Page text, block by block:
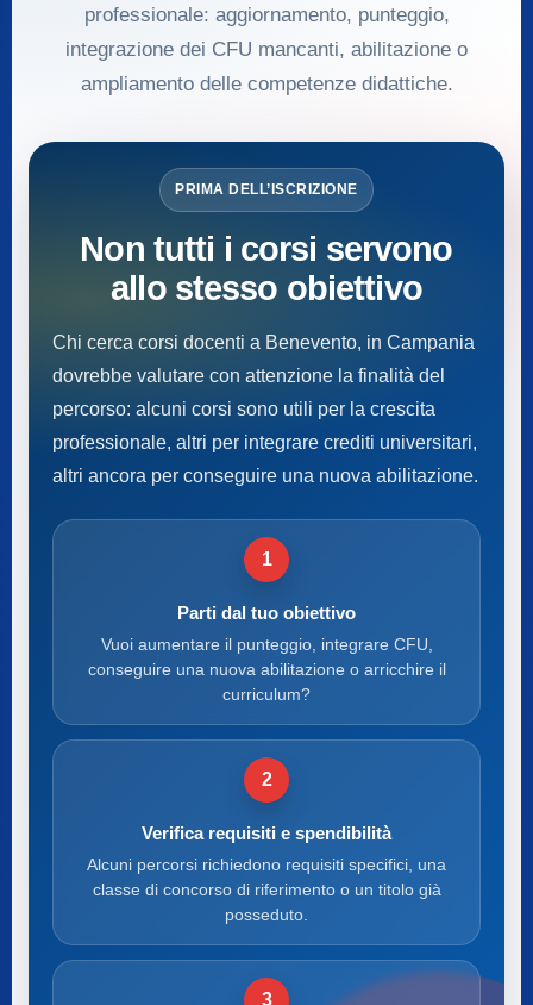
professionale: aggiornamento, punteggio,
integrazione dei CFU mancanti, abilitazione o
ampliamento delle competenze didattiche.
PRIMA DELL’ISCRIZIONE
Non tutti i corsi servono
allo stesso obiettivo
Chi cerca corsi docenti a Benevento, in Campania
dovrebbe valutare con attenzione la finalità del
percorso: alcuni corsi sono utili per la crescita
professionale, altri per integrare crediti universitari,
altri ancora per conseguire una nuova abilitazione.
1
Parti dal tuo obiettivo
Vuoi aumentare il punteggio, integrare CFU,
conseguire una nuova abilitazione o arricchire il
curriculum?
2
Verifica requisiti e spendibilità
Alcuni percorsi richiedono requisiti specifici, una
classe di concorso di riferimento o un titolo già
posseduto.
3